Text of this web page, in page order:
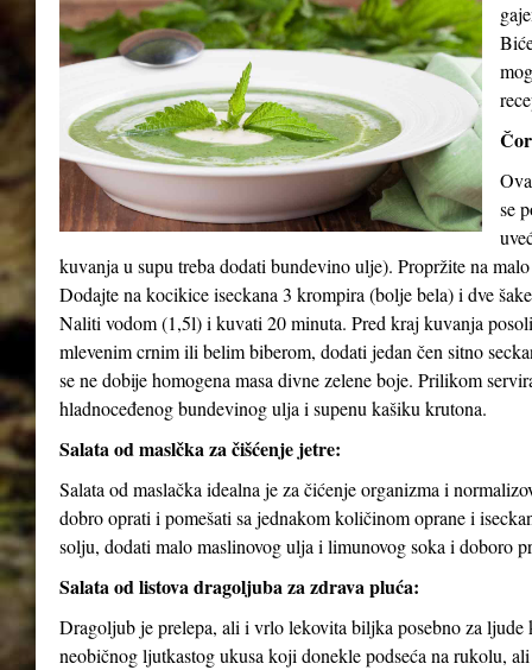
se
kuvanja u supu treba dodati bundevino ulje). Propržite na
Dodajte na kocikice iseckana 3 krompira (bolje bela) i dve
Naliti vodom (1,5l) i kuvati 20 minuta. Pred kraj kuvanja
mlevenim crnim ili belim biberom, dodati jedan čen sitno
se ne dobije homogena masa divne zelene boje. Prilikom
hladnoceđenog bundevinog ulja i supenu kašiku krutona.
Salata od maslčka za čišćenje jetre:
Salata od maslačka idealna je za čićenje organizma i
dobro oprati i pomešati sa jednakom količinom oprane i
solju, dodati malo maslinovog ulja i limunovog soka i doboro
Salata od listova dragoljuba za zdrava pluća:
Dragoljub je prelepa, ali i vrlo lekovita biljka posebno za
neobičnog ljutkastog ukusa koji donekle podseća na rukolu,